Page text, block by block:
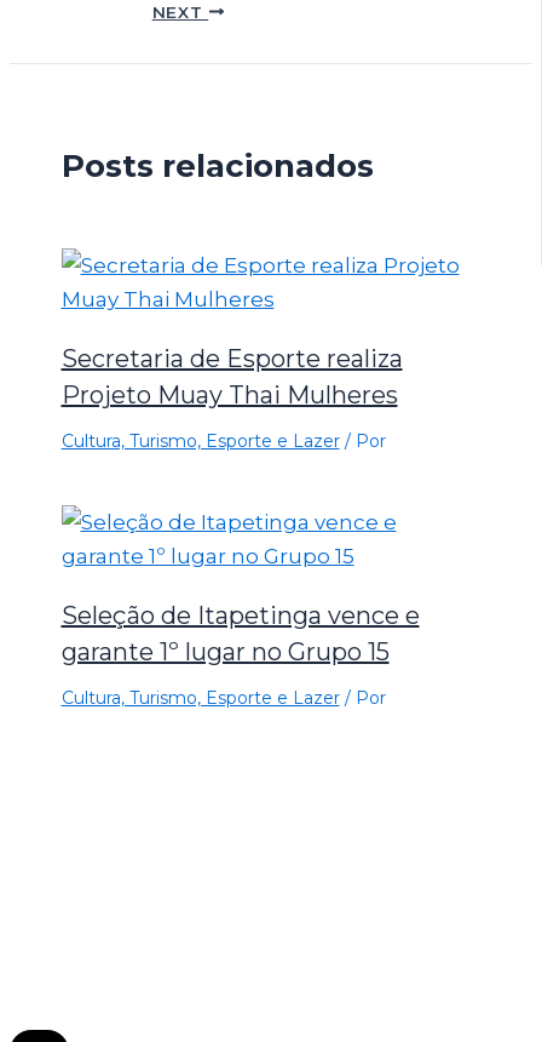
NEXT
Posts relacionados
Secretaria de Esporte realiza
Projeto Muay Thai Mulheres
Cultura, Turismo, Esporte e Lazer/ Por
Seleção de Itapetinga vence e
garante 1º lugar no Grupo 15
Cultura, Turismo, Esporte e Lazer/ Por